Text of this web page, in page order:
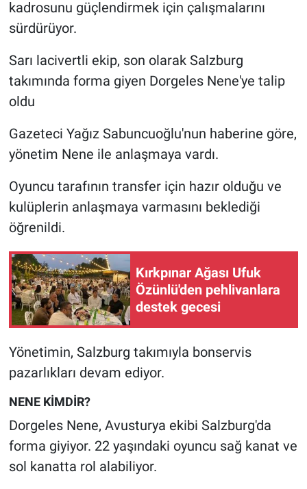
kadrosunu güçlendirmek için çalışmalarını
sürdürüyor.
Sarı lacivertli ekip, son olarak Salzburg
takımında forma giyen Dorgeles Nene'ye talip
oldu
Gazeteci Yağız Sabuncuoğlu'nun haberine göre,
yönetim Nene ile anlaşmaya vardı.
Oyuncu tarafının transfer için hazır olduğu ve
kulüplerin anlaşmaya varmasını beklediği
öğrenildi.
Kırkpınar Ağası Ufuk
Özünlü'den pehlivanlara
destek gecesi
Yönetimin, Salzburg takımıyla bonservis
pazarlıkları devam ediyor.
NENE KİMDİR?
Dorgeles Nene, Avusturya ekibi Salzburg'da
forma giyiyor. 22 yaşındaki oyuncu sağ kanat ve
sol kanatta rol alabiliyor.
Gündem Özel
Günün görüntüsü
İlan
Koronavirüs
Ne demişti
Nedir
Popüler
Programlar
Sağlık
Spor